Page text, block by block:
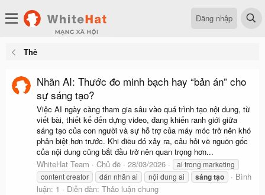
Đăng nhập
Thẻ
Nhãn AI: Thước đo minh bạch hay “bản án” cho
sự sáng tạo?
Việc AI ngày càng tham gia sâu vào quá trình tạo nội dung, từ
viết bài, thiết kế đến dựng video, đang khiến ranh giới giữa
sáng tạo của con người và sự hỗ trợ của máy móc trở nên khó
phân biệt hơn trước. Khi điều đó xảy ra, câu hỏi về nguồn gốc
của nội dung cũng bắt đầu trở nên quan trọng hơn...
WhiteHat Team
Chủ đề 28/03/2026
ai trong marketing
content creator
dán nhãn ai nội dung ai sángtạo
Bình
luận: 1
Diễn đàn: Thảo luận chung